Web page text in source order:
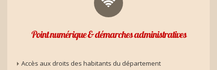
Point numérique & démarches administratives
Accès aux droits des habitants du département